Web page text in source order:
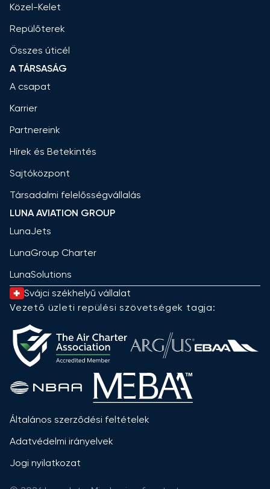
Közel-Kelet
Repülőterek
Összes úticél
A TÁRSASÁG
A csapat
Karrier
Partnereink
Hírek és Betekintés
Sajtóközpont
Társadalmi felelősségvállalás
LUNA AVIATION GROUP
LunaJets
LunaGroup Charter
LunaSolutions
Svájci székhelyű vállalat
Vezető üzleti repülési szövetségek tagja:
Általános szerződési feltételek
Adatvédelmi irányelvek
Jogi nyilatkozat